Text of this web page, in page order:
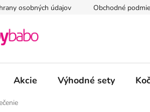
osobných údajov Obchodné
Akcie Výhodné sety